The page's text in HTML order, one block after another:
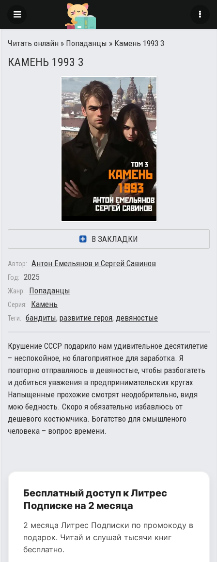
Читать онлайн » Попаданцы » Камень 1993 3
КАМЕНЬ 1993 3
В ЗАКЛАДКИ
Автор: Антон Емельянов и Сергей Савинов
Год: 2025
Жанр: Попаданцы
Серия: Камень
Теги: бандиты, развитие героя, девяностые
Крушение СССР подарило нам удивительное десятилетие
– неспокойное, но благоприятное для заработка. Я
повторно отправляюсь в девяностые, чтобы разбогатеть
и добиться уважения в предпринимательских кругах.
Напыщенные прохожие смотрят неодобрительно, видя
мою бедность. Скоро я обязательно избавлюсь от
дешевого костюмчика. Богатство для смышленого
человека – вопрос времени.
Бесплатный доступ к Литрес
Подписке на 2 месяца
2 месяца Литрес Подписки по промокоду в
подарок. Читай и слушай тысячи книг
бесплатно.